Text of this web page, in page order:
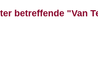
betreffende "Van